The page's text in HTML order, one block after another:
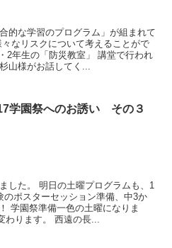
的な学習のプログラム」が組まれて
なリスクについて考えることがで
2年生の「防災教室」 講堂で行われ
山様がお話してく...
学園祭へのお誘い その３
した。 明日の土曜プログラムも、1
ポスターセッション準備、中3か
学園祭準備一色の土曜になりま
ります。 西遠の長...